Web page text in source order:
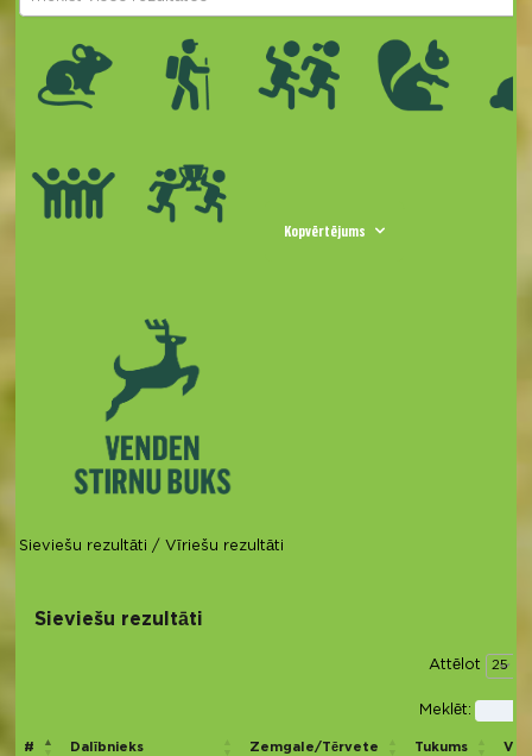
Kopvērtējums
Sieviešu rezultāti / Vīriešu rezultāti
Sieviešu rezultāti
Attēlot
Meklēt:
# Dalībnieks Zemgale/Tērvete Tukums